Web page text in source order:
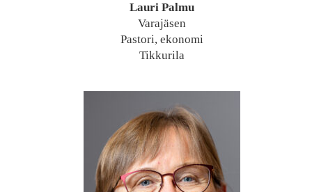
Lauri Palmu
Varajäsen
Pastori, ekonomi
Tikkurila